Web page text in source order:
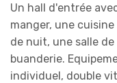
Un hall d'entrée
manger, une
de nuit, une salle
buanderie.
individuel, double